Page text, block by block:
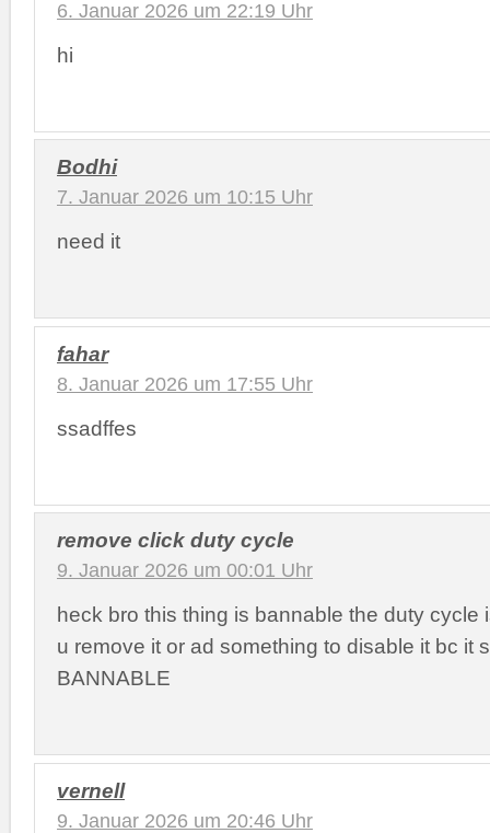
6. Januar 2026 um 22:19 Uhr
hi
Bodhi
7. Januar 2026 um 10:15 Uhr
need it
fahar
8. Januar 2026 um 17:55 Uhr
ssadffes
remove click duty cycle
9. Januar 2026 um 00:01 Uhr
heck bro this thing is bannable the duty cycle
u remove it or ad something to disable it bc it
BANNABLE
vernell
9. Januar 2026 um 20:46 Uhr